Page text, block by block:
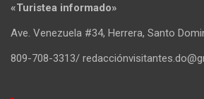
«Turistea informado»
Ave. Venezuela #34, Herrera, Santo
809-708-3313/